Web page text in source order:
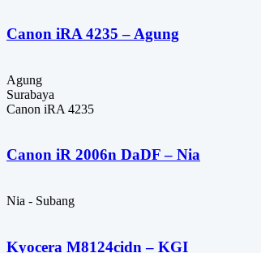
Canon iRA 4235 – Agung
Agung
Surabaya
Canon iRA 4235
Canon iR 2006n DaDF – Nia
Nia - Subang
Kyocera M8124cidn – KGI